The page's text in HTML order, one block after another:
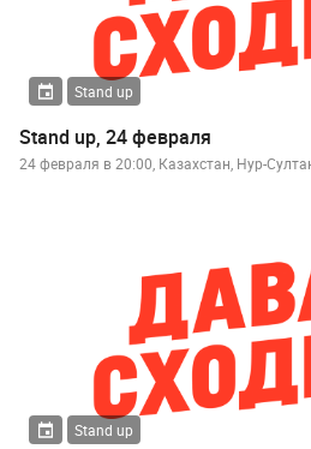
Stand up
Stand up, 24 февраля
24 февраля в 20:00, Казахстан, Нур-
Stand up